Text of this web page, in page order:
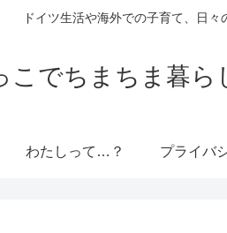
ドイツ生活や海外での子育て、日々
こでちまちま暮
わたしって…？ プライバ